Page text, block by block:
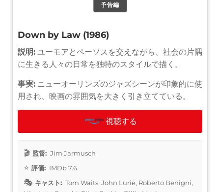
予告編
Down by Law (1986)
説明: ユーモアとペーソスを交えながら、社会の片隅
に生きる人々の日常を独特のスタイルで描く。
事実: ニューオーリンズのジャズシーンが印象的に使
用され、映画の雰囲気を大きく引き立てている。
視聴する
監督: Jim Jarmusch
評価: IMDb 7.6
キャスト: Tom Waits, John Lurie, Roberto Benigni,